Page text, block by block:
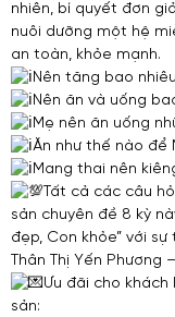
nhiên, bí quyết đơn
nuôi dưỡng một hệ
an toàn, khỏe mạnh.
Nên tăng bao
Nên ăn và uống
Mẹ nên ăn uống
Ăn như thế nào để
Mang thai nên
Tất cả các câu
sản chuyên đề 8 kỳ
đẹp, Con khỏe” với
Thân Thị Yến Phương
Ưu đãi cho
sản: